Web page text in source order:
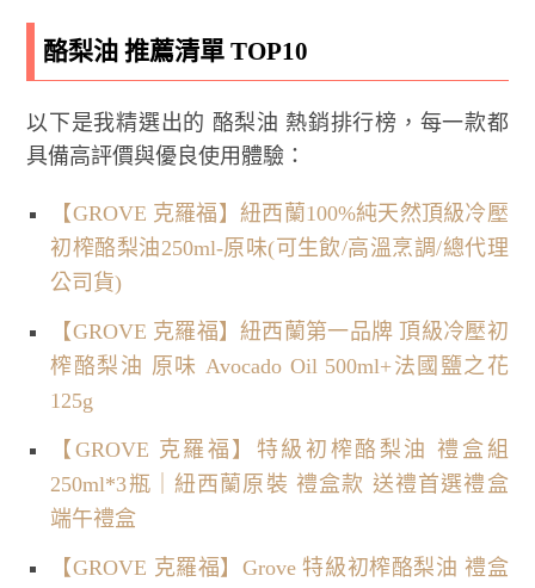
酪梨油 推薦清單 TOP10
以下是我精選出的 酪梨油 熱銷排行榜，每一款都
具備高評價與優良使用體驗：
【GROVE 克羅福】紐西蘭100%純天然頂級冷壓
初榨酪梨油250ml-原味(可生飲/高溫烹調/總代理
公司貨)
【GROVE 克羅福】紐西蘭第一品牌 頂級冷壓初
榨酪梨油 原味 Avocado Oil 500ml+法國鹽之花
125g
【GROVE 克羅福】特級初榨酪梨油 禮盒組
250ml*3瓶｜紐西蘭原裝 禮盒款 送禮首選禮盒
端午禮盒
【GROVE 克羅福】Grove 特級初榨酪梨油 禮盒